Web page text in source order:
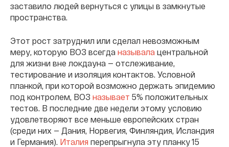
заставило людей вернуться с улицы в замкнутые
пространства.
Этот рост затруднил или сделал невозможным
меру, которую ВОЗ всегда называла центральной
для жизни вне локдауна — отслеживание,
тестирование и изоляция контактов. Условной
планкой, при которой возможно держать эпидемию
под контролем, ВОЗ называет 5% положительных
тестов. В последние две недели этому условию
удовлетворяют все меньше европейских стран
(среди них — Дания, Норвегия, Финляндия, Исландия
и Германия). Италия перепрыгнула эту планку 15